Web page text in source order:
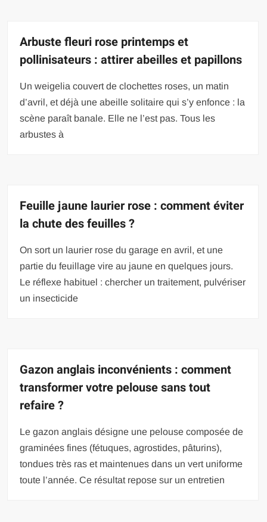
Arbuste fleuri rose printemps et
pollinisateurs : attirer abeilles et papillons
Un weigelia couvert de clochettes roses, un matin
d’avril, et déjà une abeille solitaire qui s’y enfonce : la
scène paraît banale. Elle ne l’est pas. Tous les
arbustes à
Feuille jaune laurier rose : comment éviter
la chute des feuilles ?
On sort un laurier rose du garage en avril, et une
partie du feuillage vire au jaune en quelques jours.
Le réflexe habituel : chercher un traitement, pulvériser
un insecticide
Gazon anglais inconvénients : comment
transformer votre pelouse sans tout
refaire ?
Le gazon anglais désigne une pelouse composée de
graminées fines (fétuques, agrostides, pâturins),
tondues très ras et maintenues dans un vert uniforme
toute l’année. Ce résultat repose sur un entretien